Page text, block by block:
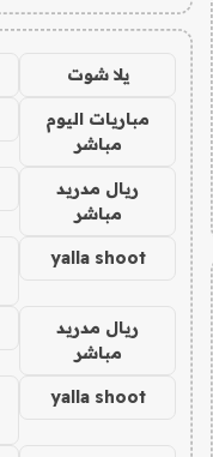
يلا شوت
مباريات اليوم
مباشر
ريال مدريد
مباشر
yalla shoot
ريال مدريد
مباشر
yalla shoot